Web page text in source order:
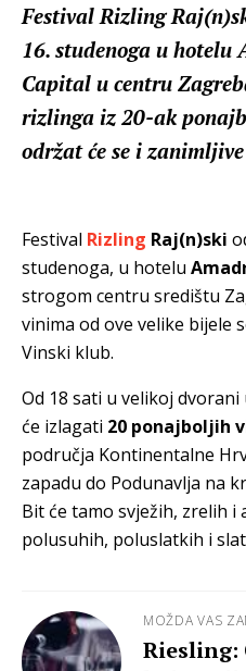
Festival Rizling
16. studenoga u
Capital u centru
rizlinga iz 20-ak
održat će se i
Festival Rizling Raj(n)ski
studenoga, u hotelu
strogom centru središtu
vinima od ove velike bijele
Vinski klub.
Od 18 sati u velikoj
će izlagati 20 ponajboljih
područja Kontinentalne
zapadu do Podunavlja na
Bit će tamo svježih, zrelih
polusuhih, poluslatkih i
MOŽDA VAS